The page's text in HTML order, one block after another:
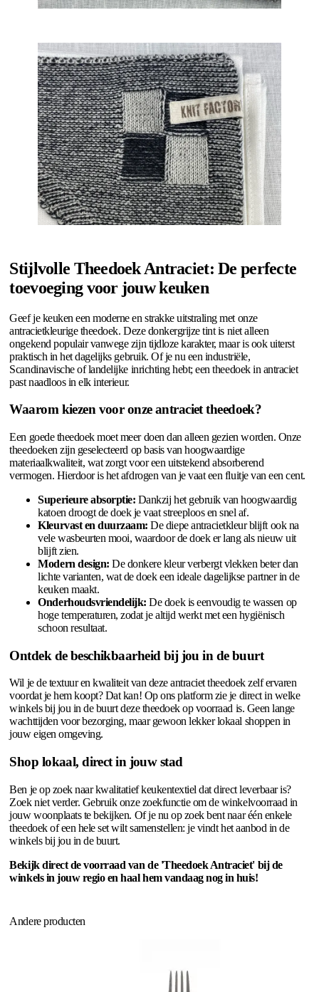
Stijlvolle Theedoek Antraciet: De perfecte
toevoeging voor jouw keuken
Geef je keuken een moderne en strakke uitstraling met onze
antracietkleurige theedoek. Deze donkergrijze tint is niet alleen
ongekend populair vanwege zijn tijdloze karakter, maar is ook uiterst
praktisch in het dagelijks gebruik. Of je nu een industriële,
Scandinavische of landelijke inrichting hebt; een theedoek in antraciet
past naadloos in elk interieur.
Waarom kiezen voor onze antraciet theedoek?
Een goede theedoek moet meer doen dan alleen gezien worden. Onze
theedoeken zijn geselecteerd op basis van hoogwaardige
materiaalkwaliteit, wat zorgt voor een uitstekend absorberend
vermogen. Hierdoor is het afdrogen van je vaat een fluitje van een cent.
Superieure absorptie: Dankzij het gebruik van hoogwaardig
katoen droogt de doek je vaat streeploos en snel af.
Kleurvast en duurzaam: De diepe antracietkleur blijft ook na
vele wasbeurten mooi, waardoor de doek er lang als nieuw uit
blijft zien.
Modern design: De donkere kleur verbergt vlekken beter dan
lichte varianten, wat de doek een ideale dagelijkse partner in de
keuken maakt.
Onderhoudsvriendelijk: De doek is eenvoudig te wassen op
hoge temperaturen, zodat je altijd werkt met een hygiënisch
schoon resultaat.
Ontdek de beschikbaarheid bij jou in de buurt
Wil je de textuur en kwaliteit van deze antraciet theedoek zelf ervaren
voordat je hem koopt? Dat kan! Op ons platform zie je direct in welke
winkels bij jou in de buurt deze theedoek op voorraad is. Geen lange
wachttijden voor bezorging, maar gewoon lekker lokaal shoppen in
jouw eigen omgeving.
Shop lokaal, direct in jouw stad
Ben je op zoek naar kwalitatief keukentextiel dat direct leverbaar is?
Zoek niet verder. Gebruik onze zoekfunctie om de winkelvoorraad in
jouw woonplaats te bekijken. Of je nu op zoek bent naar één enkele
theedoek of een hele set wilt samenstellen: je vindt het aanbod in de
winkels bij jou in de buurt.
Bekijk direct de voorraad van de 'Theedoek Antraciet' bij de
winkels in jouw regio en haal hem vandaag nog in huis!
Andere producten